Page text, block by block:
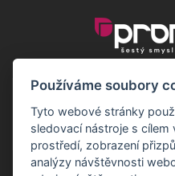
Používáme soubory
Tyto webové stránky
sledovací nástroje s cílem
prostředí, zobrazení
analýzy návštěvnosti